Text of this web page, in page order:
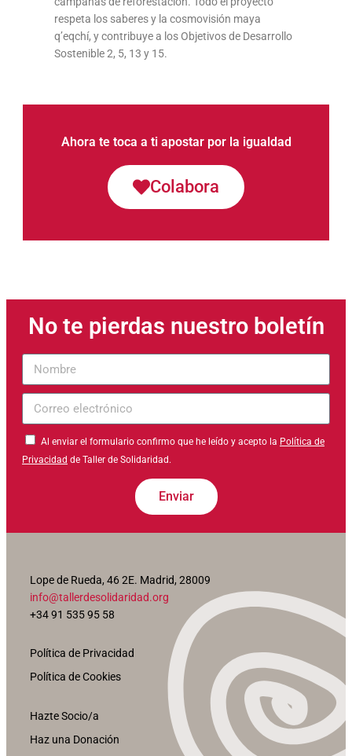
respeta los saberes y la cosmovisión maya
q’eqchí, y contribuye a los Objetivos de Desarrollo
Sostenible 2, 5, 13 y 15.
Ahora te toca a ti apostar por la igualdad
Colabora
No te pierdas nuestro boletín
Nombre
Correo
Al enviar el formulario confirmo que he leído y acepto la Política de
Privacidad de Taller de Solidaridad.
Enviar
Lope de Rueda, 46 2E. Madrid, 28009
info@tallerdesolidaridad.org
+34 91 535 95 58
Política de Privacidad
Política de Cookies
Hazte Socio/a
Haz una Donación